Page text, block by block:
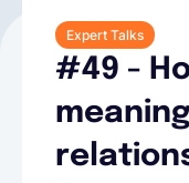
Expert Talks
#49 -